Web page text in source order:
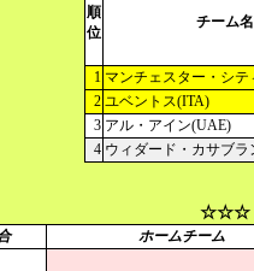
順
位
チーム名
1 マンチェスター・シテ
2 ユベントス(ITA)
3 アル・アイン(UAE)
4 ウィダード・カサブ
☆☆☆
ホームチーム